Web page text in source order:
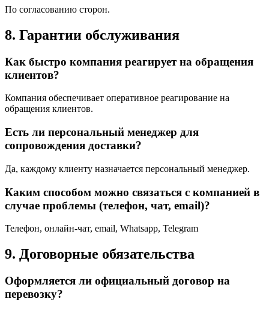
По согласованию сторон.
8. Гарантии обслуживания
Как быстро компания реагирует на обращения
клиентов?
Компания обеспечивает оперативное реагирование на
обращения клиентов.
Есть ли персональный менеджер для
сопровождения доставки?
Да, каждому клиенту назначается персональный менеджер.
Каким способом можно связаться с компанией в
случае проблемы (телефон, чат, email)?
Телефон, онлайн-чат, email, Whatsapp, Telegram
9. Договорные обязательства
Оформляется ли официальный договор на
перевозку?